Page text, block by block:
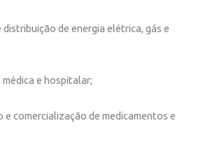
de energia elétrica, gás e
e hospitalar;
de medicamentos e